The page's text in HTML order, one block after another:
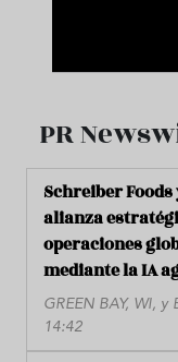
PR
Schreiber
alianza
operaciones
mediante la IA
GREEN BAY, WI,
14:42